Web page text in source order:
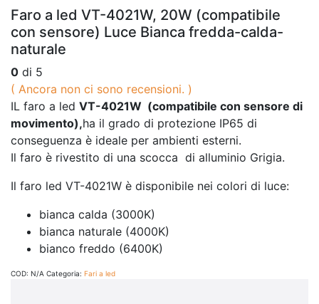
Faro a led VT-4021W, 20W (compatibile
con sensore) Luce Bianca fredda-calda-
naturale
0 di 5
( Ancora non ci sono recensioni. )
IL faro a led VT-4021W (compatibile con sensore di
movimento),ha il grado di protezione IP65 di
conseguenza è ideale per ambienti esterni.
Il faro è rivestito di una scocca di alluminio Grigia.
Il faro led VT-4021W è disponibile nei colori di luce:
bianca calda (3000K)
bianca naturale (4000K)
bianco freddo (6400K)
COD: N/A Categoria: Fari a led